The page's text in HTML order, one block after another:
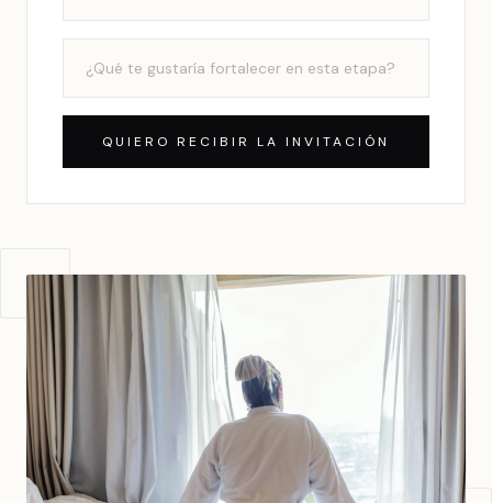
QUIERO RECIBIR LA INVITACIÓN